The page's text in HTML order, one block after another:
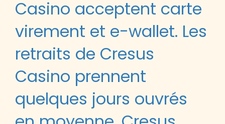
Casino acceptent carte
virement et e-wallet. Les
retraits de Cresus
Casino prennent
quelques jours ouvrés